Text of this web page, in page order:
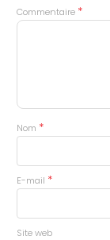
Commentaire *
Nom *
E-mail *
Site web